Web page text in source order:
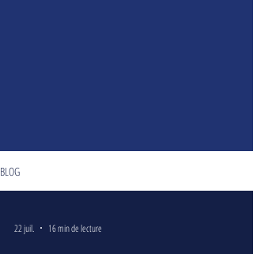
BLOG
22 juil. 16 min de lecture